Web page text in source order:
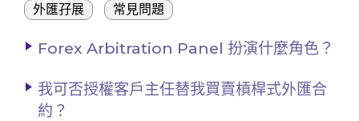
外匯孖展 常見問題
Forex Arbitration Panel 扮演什麼角色？
我可否授權客戶主任替我買賣槓桿式外匯合
約？